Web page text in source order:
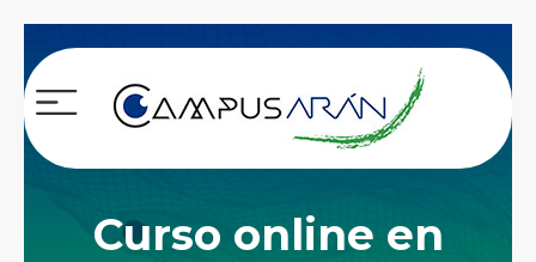
Curso online en